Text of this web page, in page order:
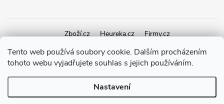
Tento web používá soubory cookie. Dalším procházením
tohoto webu vyjadřujete souhlas s jejich používáním.
Nastavení
Zboží.cz Heureka.cz Firmy.cz
nastavení cookies